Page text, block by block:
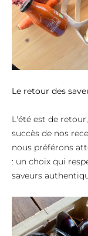
Le retour des
L'été est de
succès de nos
nous préférons
: un choix qui
saveurs